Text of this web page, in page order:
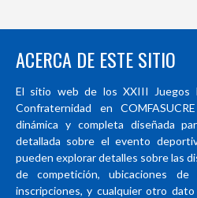
ACERCA DE ESTE SITIO
El sitio web de los XXIII Juegos
Confraternidad en
dinámica y completa diseñada
detallada sobre el evento
pueden explorar detalles sobre las
de competición, ubicaciones de
inscripciones, y cualquier otro